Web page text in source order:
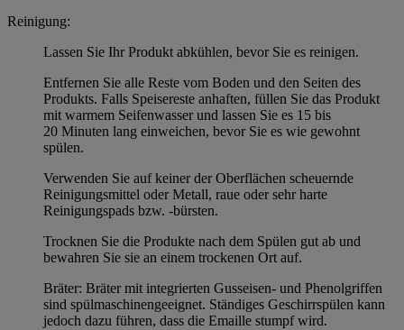
Reinigung:
Lassen Sie Ihr Produkt abkühlen, bevor Sie es reinigen.
Entfernen Sie alle Reste vom Boden und den Seiten des
Produkts. Falls Speisereste anhaften, füllen Sie das Produkt
mit warmem Seifenwasser und lassen Sie es 15 bis
20 Minuten lang einweichen, bevor Sie es wie gewohnt
spülen.
Verwenden Sie auf keiner der Oberflächen scheuernde
Reinigungsmittel oder Metall, raue oder sehr harte
Reinigungspads bzw. -bürsten.
Trocknen Sie die Produkte nach dem Spülen gut ab und
bewahren Sie sie an einem trockenen Ort auf.
Bräter: Bräter mit integrierten Gusseisen- und Phenolgriffen
sind spülmaschinengeeignet. Ständiges Geschirrspülen kann
jedoch dazu führen, dass die Emaille stumpf wird.